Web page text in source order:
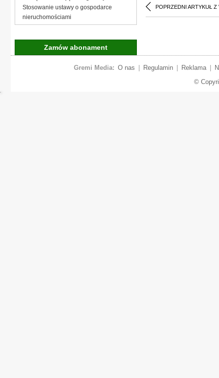
POPRZEDNI ARTYKUŁ Z
Stosowanie ustawy o gospodarce
nieruchomościami
Zamów abonament
Gremi Media: O nas Regulamin Reklama
©